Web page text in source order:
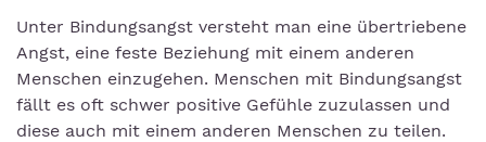
Unter Bindungsangst versteht man eine übertriebene
Angst, eine feste Beziehung mit einem anderen
Menschen einzugehen. Menschen mit Bindungsangst
fällt es oft schwer positive Gefühle zuzulassen und
diese auch mit einem anderen Menschen zu teilen.